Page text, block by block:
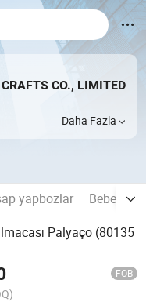
CO., LIMITED
Daha Fazla
yapbozlar
Bebek
Palyaço (80135
FOB